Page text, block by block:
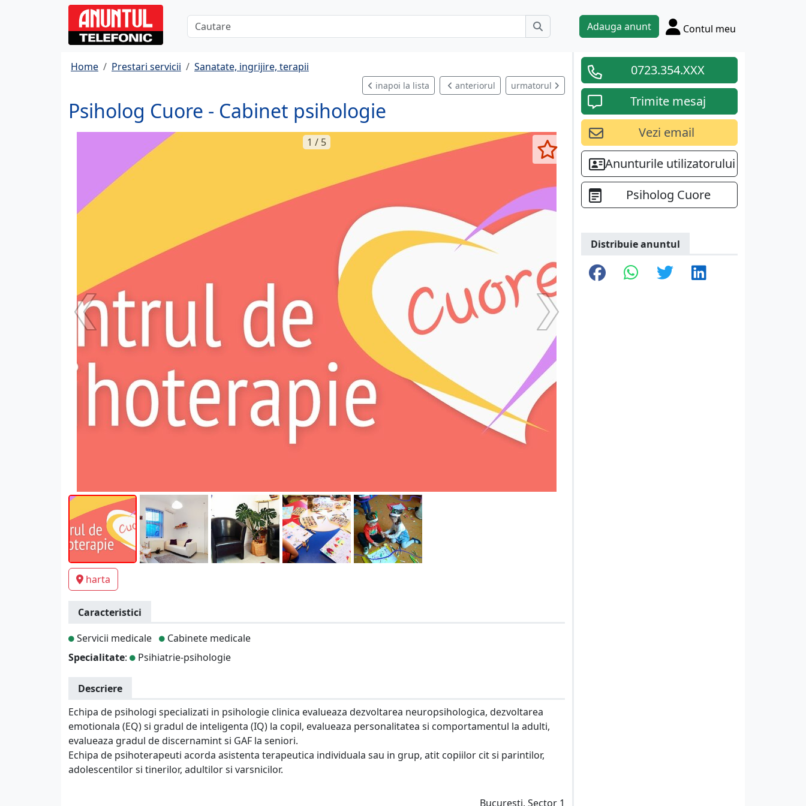
Adauga anunt Contul meu
Home Prestari servicii Sanatate, ingrijire, terapii
inapoi la lista anteriorul urmatorul
Psiholog Cuore - Cabinet psihologie
1 / 5
harta
Caracteristici
Servicii medicale
Cabinete medicale
Specialitate: Psihiatrie-psihologie
Descriere
Echipa de psihologi specializati in psihologie clinica evalueaza dezvoltarea neuropsihologica, dezvoltarea
emotionala (EQ) si gradul de inteligenta (IQ) la copil, evalueaza personalitatea si comportamentul la adulti,
evalueaza gradul de discernamint si GAF la seniori.
Echipa de psihoterapeuti acorda asistenta terapeutica individuala sau in grup, atit copiilor cit si parintilor,
adolescentilor si tinerilor, adultilor si varsnicilor.
Bucuresti, Sector 1
0723.354.XXX
Trimite mesaj
Vezi email
Anunturile utilizatorului
Psiholog Cuore
Distribuie anuntul